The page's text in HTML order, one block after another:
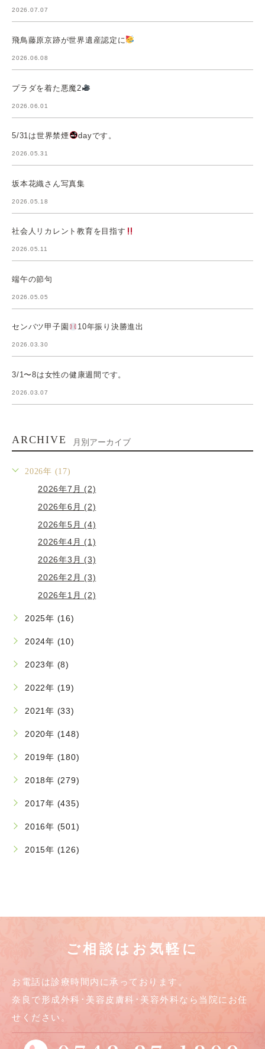
2026.07.07
飛鳥藤原京跡が世界遺産認定に
2026.06.08
プラダを着た悪魔2
2026.06.01
5/31は世界禁煙 dayです。
2026.05.31
坂本花織さん写真集
2026.05.18
社会人リカレント教育を目指す
2026.05.11
端午の節句
2026.05.05
センバツ甲子園 10年振り決勝進出
2026.03.30
3/1〜8は女性の健康週間です。
2026.03.07
ARCHIVE 月別アーカイブ
2026年 (17)
2026年7月 (2)
2026年6月 (2)
2026年5月 (4)
2026年4月 (1)
2026年3月 (3)
2026年2月 (3)
2026年1月 (2)
2025年 (16)
2024年 (10)
2023年 (8)
2022年 (19)
2021年 (33)
2020年 (148)
2019年 (180)
2018年 (279)
2017年 (435)
2016年 (501)
2015年 (126)
ご相談はお気軽に
お電話は診療時間内に承っております。
奈良で形成外科･美容皮膚科･美容外科なら当院にお任
せください。